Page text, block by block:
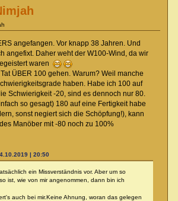
angefangen. Vor knapp 38 Jahren. Und
angefixt. Daher weht der W100-Wind, da wir
waren
ÜBER 100 gehen. Warum? Weil manche
haben. Habe ich 100 auf
Schwierigkeit -20, sind es dennoch nur 80.
so gesagt) 180 auf eine Fertigkeit habe
sonst negiert sich die Schöpfung!), kann
Manöber mit -80 noch zu 100%
| 20:50
ein Missverständnis vor. Aber um so
ist, wie von mir angenommen, dann bin ich
auch bei mir.Keine Ahnung, woran das gelegen